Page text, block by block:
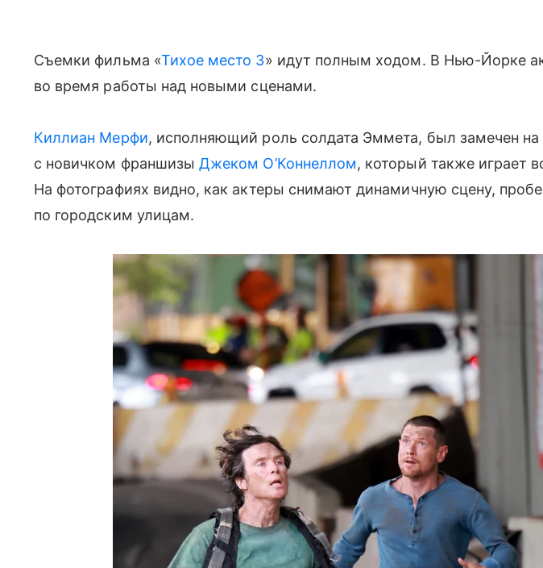
Съемки фильма «Тихое место 3» идут полным ходом. В Нью-Йорке
во время работы над новыми сценами.
Киллиан Мерфи, исполняющий роль солдата Эммета, был замечен
с новичком франшизыДжеком О’Коннеллом, который также играет
На фотографиях видно, как актеры снимают динамичную сцену,
по городским улицам.